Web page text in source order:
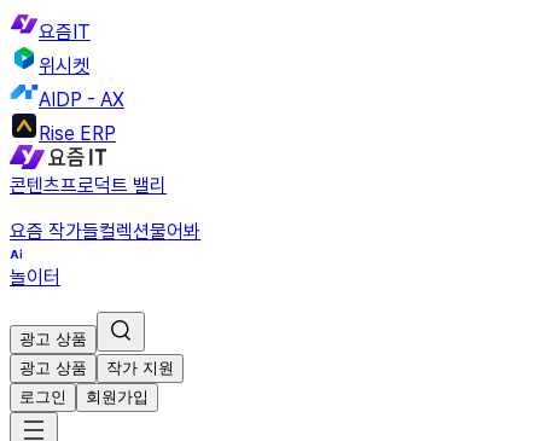
요즘IT
위시켓
AIDP - AX
Rise ERP
콘텐츠프로덕트 밸리
요즘 작가들컬렉션물어봐
놀이터
광고 상품
광고 상품
작가 지원
로그인
회원가입